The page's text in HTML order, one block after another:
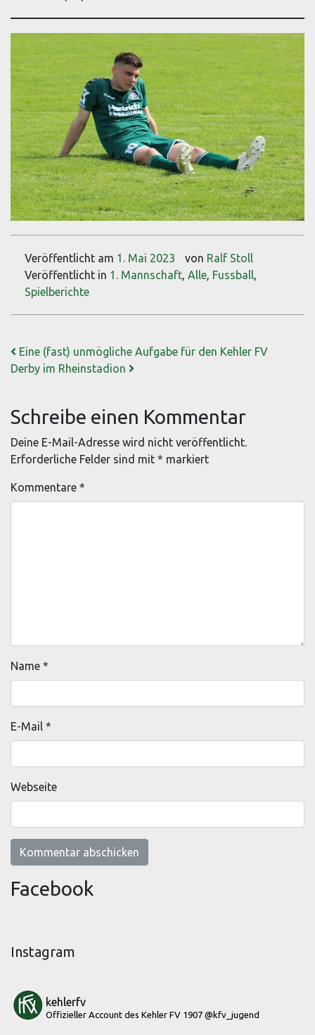
Veröffentlicht am 1. Mai 2023 von Ralf Stoll
Veröffentlicht in 1. Mannschaft, Alle, Fussball,
Spielberichte
Beitrags-Navigation
Eine (fast) unmögliche Aufgabe für den Kehler FV
Derby im Rheinstadion
Schreibe einen Kommentar
Deine E-Mail-Adresse wird nicht veröffentlicht.
Erforderliche Felder sind mit * markiert
Kommentare *
Name *
E-Mail *
Webseite
Facebook
Instagram
kehlerfv
Offizieller Account des Kehler FV 1907 @kfv_jugend